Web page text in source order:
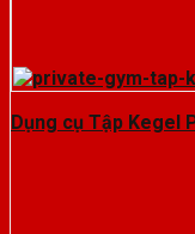
Dụng cụ Tập Kegel